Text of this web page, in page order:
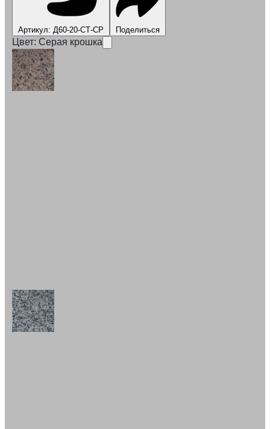
Артикул: Д60-20-СТ-СР Поделиться
Цвет: Серая крошка